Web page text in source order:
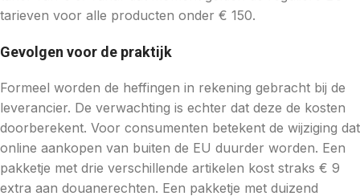
tarieven voor alle producten onder € 150.
Gevolgen voor de praktijk
Formeel worden de heffingen in rekening gebracht bij de
leverancier. De verwachting is echter dat deze de kosten
doorberekent. Voor consumenten betekent de wijziging dat
online aankopen van buiten de EU duurder worden. Een
pakketje met drie verschillende artikelen kost straks € 9
extra aan douanerechten. Een pakketje met duizend